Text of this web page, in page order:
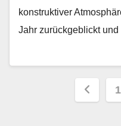
konstruktiver
Jahr zurückgeblickt
1